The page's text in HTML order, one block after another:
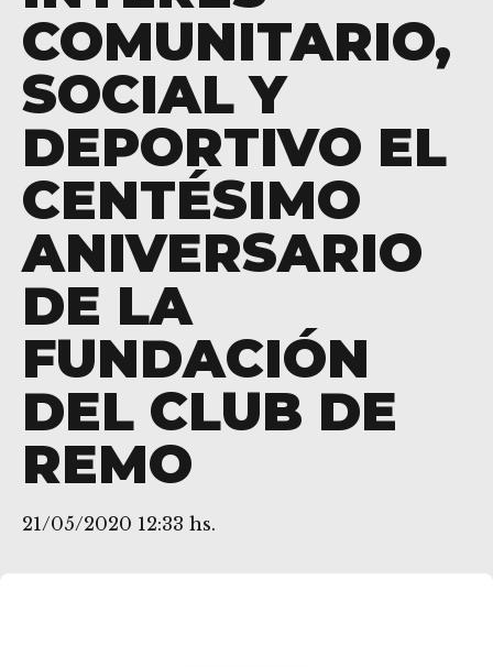
COMUNITARIO,
SOCIAL Y
DEPORTIVO EL
CENTÉSIMO
ANIVERSARIO
DE LA
FUNDACIÓN
DEL CLUB DE
REMO
21/05/2020 12:33 hs.